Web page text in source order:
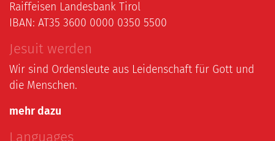
Raiffeisen Landesbank Tirol
IBAN: AT35 3600 0000 0350 5500
Jesuit werden
Wir sind Ordensleute aus Leidenschaft für Gott und
die Menschen.
mehr dazu
Languages